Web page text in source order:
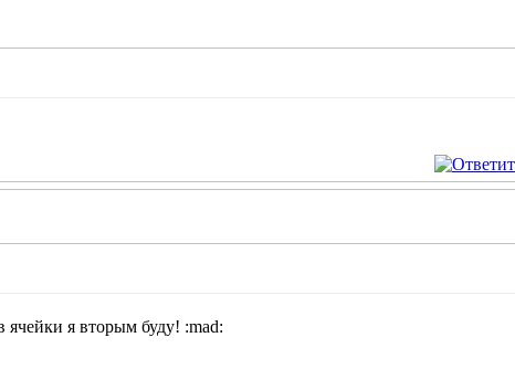
ячейки я вторым буду! :mad: